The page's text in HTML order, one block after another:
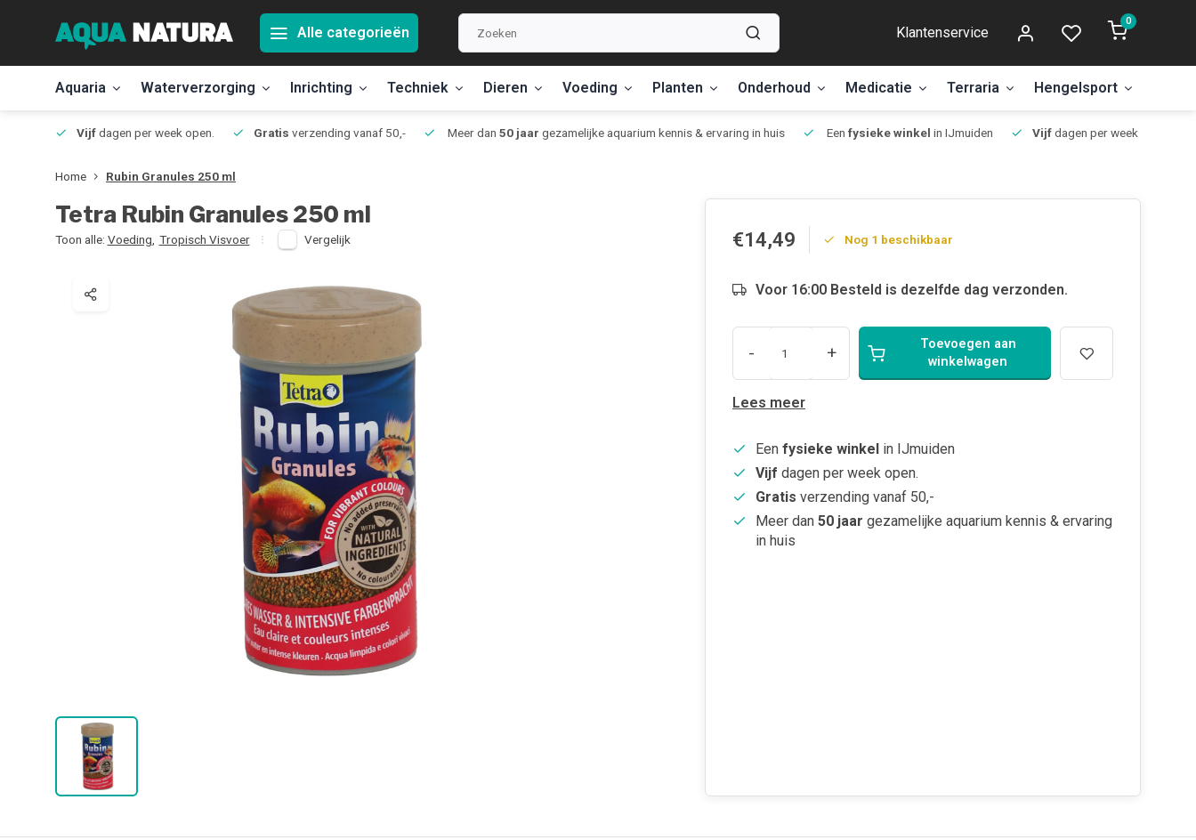
Alle categorieën Klantenservice
0
Aquaria Waterverzorging Inrichting Techniek Dieren Voeding Planten Onderhoud Medicatie Terraria Hengelsport
Vijfdagen per week open. Gratis verzending vanaf 50,- Meer dan 50 jaar gezamelijke aquarium kennis & ervaring in huis Een fysieke winkel in IJmuiden Vijfdagen per week open.
Home Rubin Granules 250 ml
Tetra Rubin Granules 250 ml
Toon alle: Voeding Tropisch Visvoer Vergelijk €14,49 Nog 1 beschikbaar
Voor 16:00 Besteld is dezelfde dag verzonden.
- +
Toevoegen aan
winkelwagen
Lees meer
Een fysieke winkel in IJmuiden
Vijf dagen per week open.
Gratis verzending vanaf 50,-
Meer dan 50 jaar gezamelijke aquarium kennis & ervaring
in huis